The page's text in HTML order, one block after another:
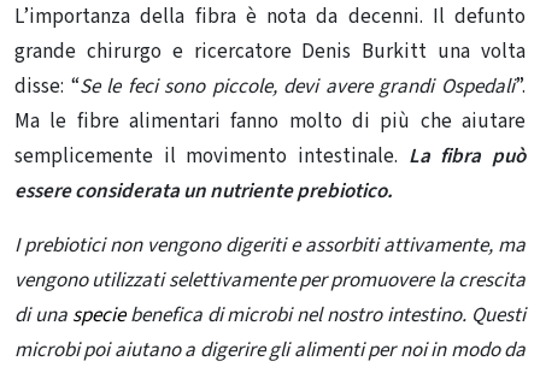
L’importanza della fibra è nota da decenni. Il defunto
grande chirurgo e ricercatore Denis Burkitt una volta
disse: “Se le feci sono piccole, devi avere grandi Ospedali”.
Ma le fibre alimentari fanno molto di più che aiutare
semplicemente il movimento intestinale. La fibra può
essere considerata unnutriente prebiotico.
I prebiotici non vengono digeriti e assorbiti attivamente, ma
vengono utilizzati selettivamente per promuovere la crescita
di una speciebenefica di microbi nel nostro intestino. Questi
microbi poi aiutano a digerire gli alimenti per noi in modo da